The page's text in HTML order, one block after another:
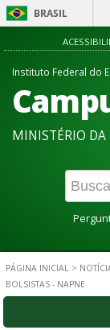
BRASIL
Instituto Federal do
MINISTÉRIO DA
PÁGINA INICIAL >
BOLSISTAS - NAPNE